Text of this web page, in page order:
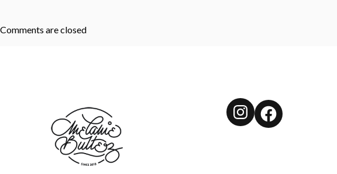
Comments are closed
Instagram
Facebook